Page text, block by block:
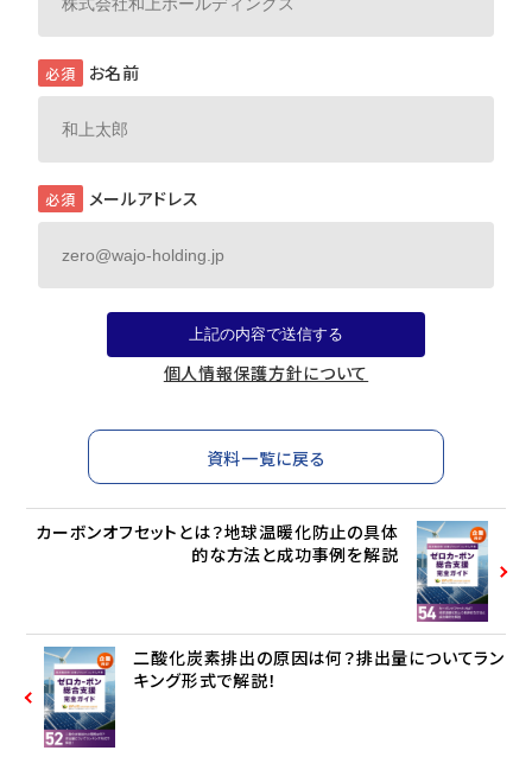
必須 お名前
必須 メールアドレス
個人情報保護方針について
資料一覧に戻る
二酸化炭素排出の原因は何？排出量についてラン
キング形式で解説！
カーボンオフセットとは？地球温暖化防止の具体
的な方法と成功事例を解説